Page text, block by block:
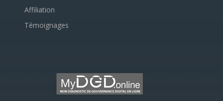
Affiliation
Témoignages